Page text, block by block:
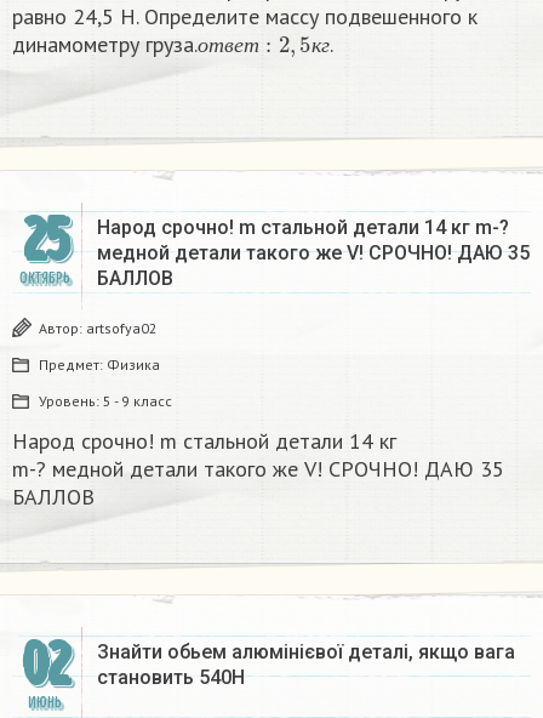
равно 24,5 Н. Определите массу подвешенного к
динамометру груза. о т в е т кг
отве т: 2,5кг .
25
ОКТЯБРЬ
Народ срочно! m стальной детали 14 кг m-?
медной детали такого же V! СРОЧНО! ДАЮ 35
БАЛЛОВ
Автор: artsofya02
Предмет: Физика
Уровень: 5 - 9 класс
Народ срочно! m стальной детали 14 кг
m-? медной детали такого же V! СРОЧНО! ДАЮ 35
БАЛЛОВ
02
ИЮНЬ
Знайти обьем алюмінієвої деталі, якщо вага
становить 540Н